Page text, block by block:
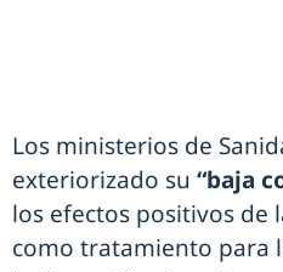
Los ministerios de
exteriorizado su “baja
los efectos positivos de
como tratamiento para